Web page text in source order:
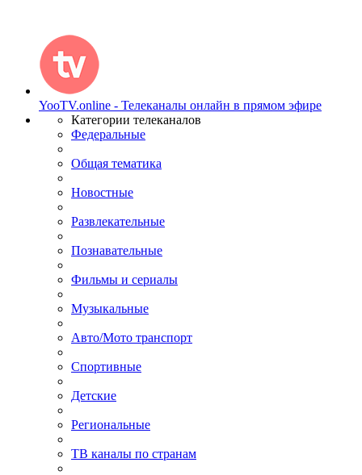
YooTV.online - Телеканалы онлайн в прямом эфире
Категории телеканалов
Федеральные
Общая тематика
Новостные
Развлекательные
Познавательные
Фильмы и сериалы
Музыкальные
Авто/Мото транспорт
Спортивные
Детские
Региональные
ТВ каналы по странам